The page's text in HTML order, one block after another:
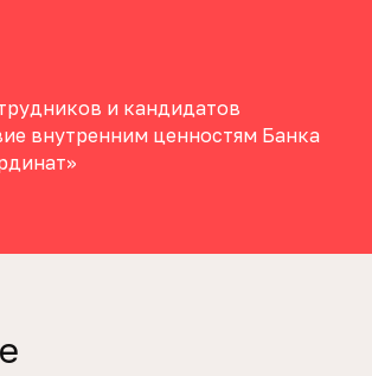
и кандидатов
внутренним ценностям Банка